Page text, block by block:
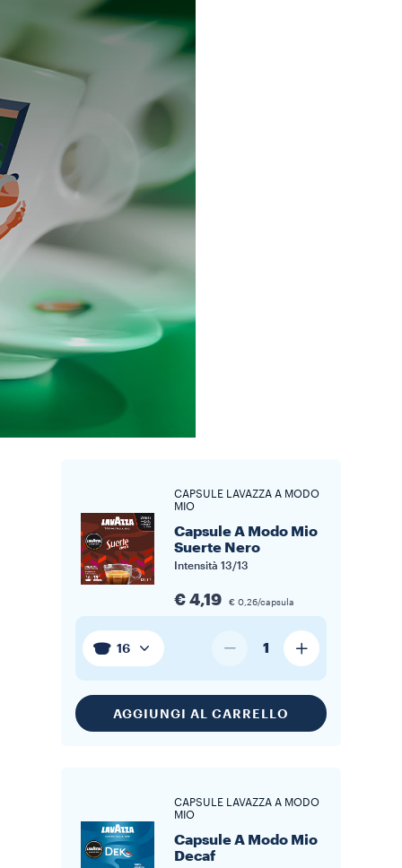
CAPSULE LAVAZZA A MODO
MIO
Capsule A Modo Mio
Suerte Nero
Intensità 13/13
€ 4,19 € 0,26/capsula
16 1
AGGIUNGI AL CARRELLO
CAPSULE LAVAZZA A MODO
MIO
Capsule A Modo Mio
Decaf